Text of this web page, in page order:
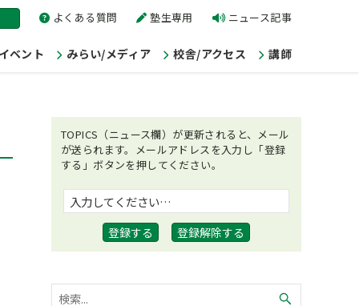
よくある質問 塾生専用 ニュース記事
ベント みらい/メディア 校舎/アクセス 講師
TOPICS（ニュース欄）が更新されると、メール
が送られます。メールアドレスを入力し「登録
する」ボタンを押してください。